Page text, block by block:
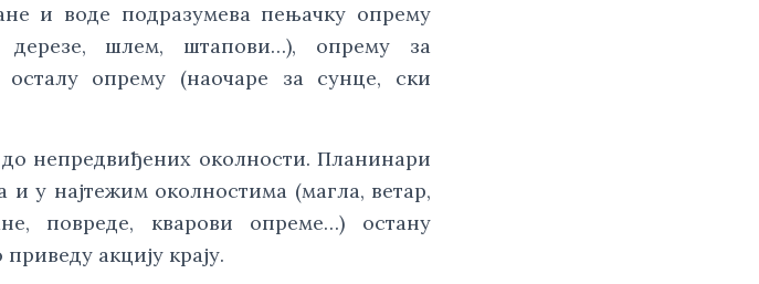
и воде подразумева пењачку опрему
дерезе, шлем, штапови…), опрему за
опрему (наочаре за сунце, ски
непредвиђених околности. Планинари
у најтежим околностима (магла, ветар,
повреде, кварови опреме…) остану
акцију крају.